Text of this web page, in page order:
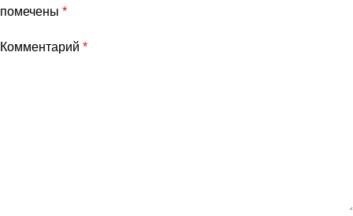
помечены *
Комментарий *